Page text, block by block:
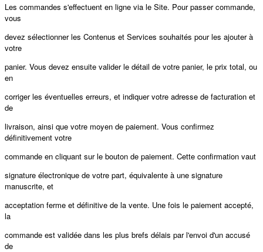
Les commandes s'eﬀectuent en ligne via le Site. Pour passer commande,
vous
devez sélectionner les Contenus et Services souhaités pour les ajouter à
votre
panier. Vous devez ensuite valider le détail de votre panier, le prix total, ou
en
corriger les éventuelles erreurs, et indiquer votre adresse de facturation et
de
livraison, ainsi que votre moyen de paiement. Vous confirmez
définitivement votre
commande en cliquant sur le bouton de paiement. Cette confirmation vaut
signature électronique de votre part, équivalente à une signature
manuscrite, et
acceptation ferme et définitive de la vente. Une fois le paiement accepté,
la
commande est validée dans les plus brefs délais par l'envoi d'un accusé
de